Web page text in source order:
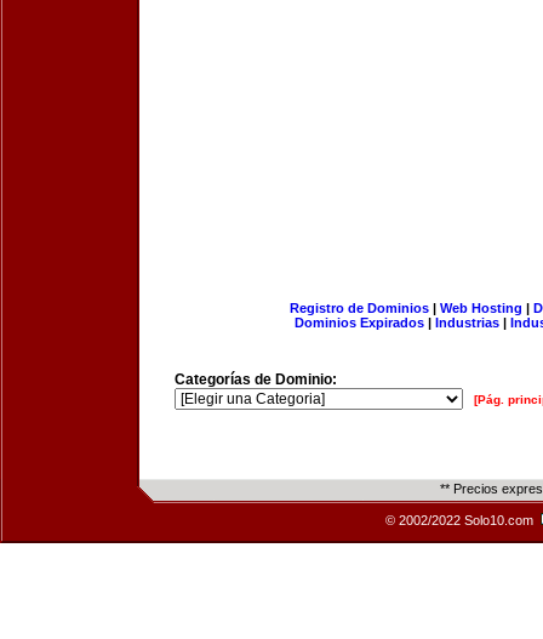
Registro de Dominios| Web Hosting |
Dominios Expirados | Industrias |
Categorías de Dominio:
[Pág.
** Precios
© 2002/2022 Solo10.com